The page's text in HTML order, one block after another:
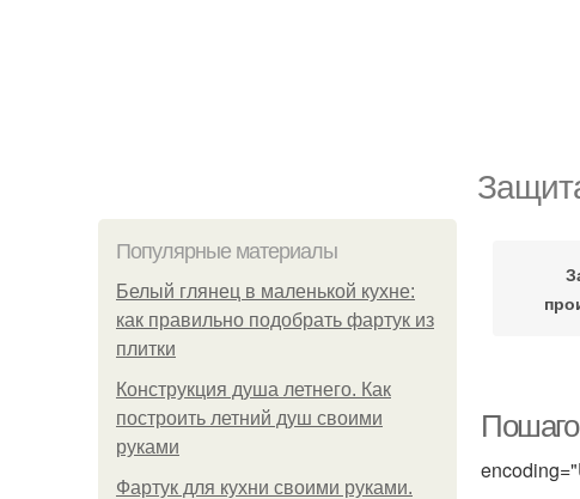
Популярные материалы
Белый глянец в маленькой кухне:
как правильно подобрать фартук из
плитки
Конструкция душа летнего. Как
построить летний душ своими
руками
Фартук для кухни своими руками.